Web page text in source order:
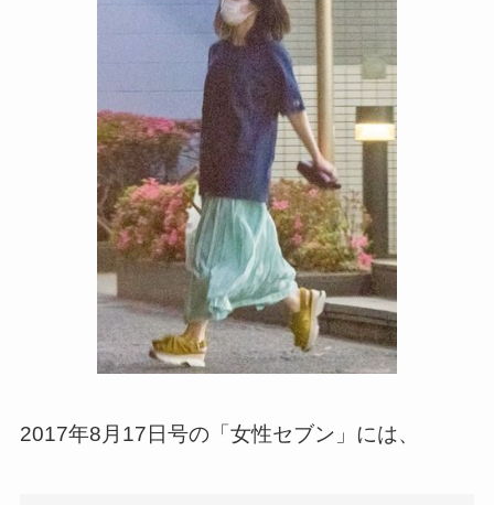
2017年8月17日号の「女性セブン」には、